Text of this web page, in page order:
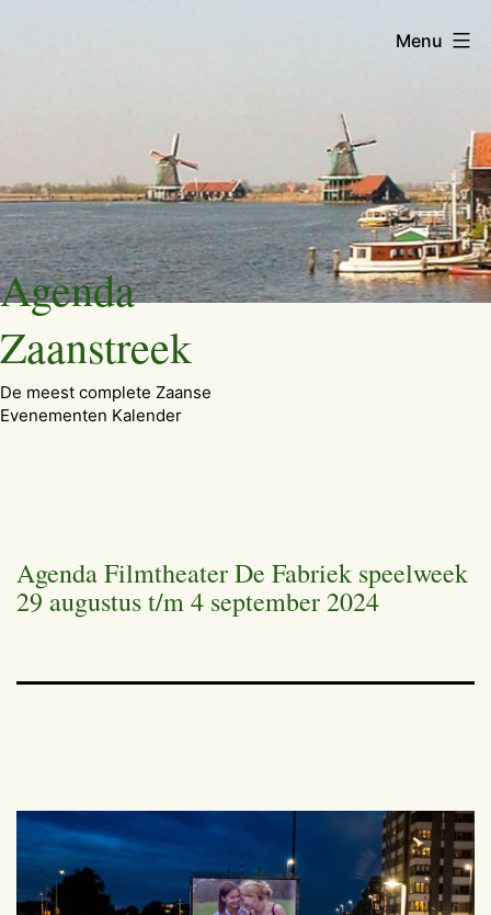
Ga
naar
de
inhoud
Agenda
Zaanstreek
De meest complete Zaanse
Evenementen Kalender
Menu
Agenda Filmtheater De Fabriek speelweek
29 augustus t/m 4 september 2024